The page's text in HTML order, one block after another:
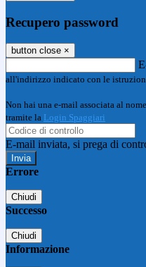
Recupero password
button close ×
all'indirizzo indicato con le
Non hai una e-mail associata al
tramite la Login Spaggiari
E-mail inviata, si prega di
Errore
Chiudi
Successo
Chiudi
Informazione